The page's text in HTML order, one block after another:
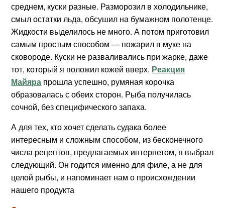
среднем, куски разные. Разморозил в холодильнике,
смыл остатки льда, обсушил на бумажном полотенце.
Жидкости выделилось не много. А потом приготовил
самым простым способом — пожарил в муке на
сковороде. Куски не разваливались при жарке, даже
тот, который я положил кожей вверх. Реакция
Майяра прошла успешно, румяная корочка
образовалась с обеих сторон. Рыба получилась
сочной, без специфического запаха.
А для тех, кто хочет сделать судака более
интересным и сложным способом, из бесконечного
числа рецептов, предлагаемых интернетом, я выбрал
следующий. Он годится именно для филе, а не для
целой рыбы, и напоминает нам о происхождении
нашего продукта